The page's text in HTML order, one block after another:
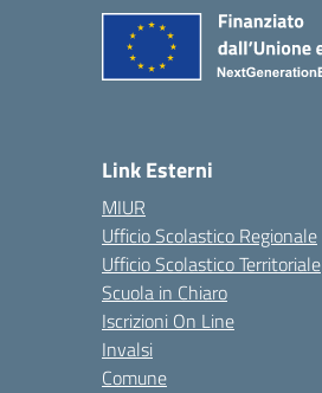
Link Esterni
MIUR
Ufficio Scolastico Regionale
Ufficio Scolastico Territoriale
Scuola in Chiaro
Iscrizioni On Line
Invalsi
Comune